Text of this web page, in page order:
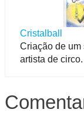
Cristalball
Criação de um
artista de